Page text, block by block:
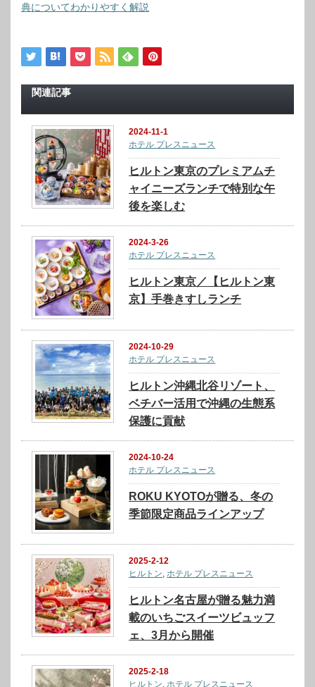
典についてわかりやすく解説
関連記事
2024-11-1
ホテル プレスニュース
ヒルトン東京のプレミアムチ
ャイニーズランチで特別な午
後を楽しむ
2024-3-26
ホテル プレスニュース
ヒルトン東京／【ヒルトン東
京】手巻きすしランチ
2024-10-29
ホテル プレスニュース
ヒルトン沖縄北谷リゾート、
ベチバー活用で沖縄の生態系
保護に貢献
2024-10-24
ホテル プレスニュース
ROKU KYOTOが贈る、冬の
季節限定商品ラインアップ
2025-2-12
ヒルトン,ホテル プレスニュース
ヒルトン名古屋が贈る魅力満
載のいちごスイーツビュッフ
ェ、3月から開催
2025-2-18
ヒルトン,ホテル プレスニュース